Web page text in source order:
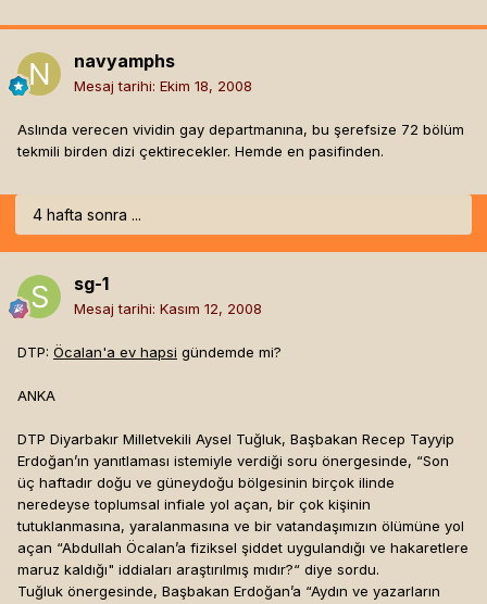
navyamphs
Mesaj tarihi: Ekim 18, 2008
Aslında verecen vividin gay departmanına, bu şerefsize 72 bölüm
tekmili birden dizi çektirecekler. Hemde en pasifinden.
4 hafta sonra ...
sg-1
Mesaj tarihi: Kasım 12, 2008
DTP: Öcalan'a ev hapsi gündemde mi?
ANKA
DTP Diyarbakır Milletvekili Aysel Tuğluk, Başbakan Recep Tayyip
Erdoğan’ın yanıtlaması istemiyle verdiği soru önergesinde, “Son
üç haftadır doğu ve güneydoğu bölgesinin birçok ilinde
neredeyse toplumsal infiale yol açan, bir çok kişinin
tutuklanmasına, yaralanmasına ve bir vatandaşımızın ölümüne yol
açan “Abdullah Öcalan’a fiziksel şiddet uygulandığı ve hakaretlere
maruz kaldığı" iddiaları araştırılmış mıdır?“ diye sordu.
Tuğluk önergesinde, Başbakan Erdoğan’a “Aydın ve yazarların